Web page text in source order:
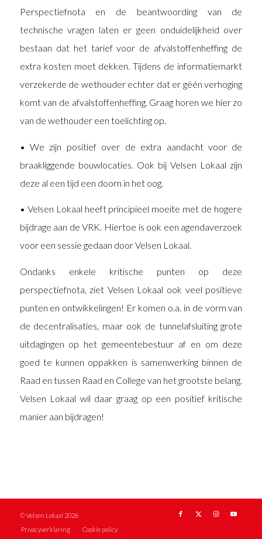
Perspectiefnota en de beantwoording van de
technische vragen laten er geen onduidelijkheid over
bestaan dat het tarief voor de afvalstoffenheffing de
extra kosten moet dekken. Tijdens de informatiemarkt
verzekerde de wethouder echter dat er géén verhoging
komt van de afvalstoffenheffing. Graag horen we hier zo
van de wethouder een toelichting op.
• We zijn positief over de extra aandacht voor de
braakliggende bouwlocaties. Ook bij Velsen Lokaal zijn
deze al een tijd een doorn in het oog.
• Velsen Lokaal heeft principieel moeite met de hogere
bijdrage aan de VRK. Hiertoe is ook een agendaverzoek
voor een sessie gedaan door Velsen Lokaal.
Ondanks enkele kritische punten op deze
perspectiefnota, ziet Velsen Lokaal ook veel positieve
punten en ontwikkelingen! Er komen o.a. in de vorm van
de decentralisaties, maar ook de tunnelafsluiting grote
uitdagingen op het gemeentebestuur af en om deze
goed te kunnen oppakken is samenwerking binnen de
Raad en tussen Raad en College van het grootste belang.
Velsen Lokaal wil daar graag op een positief kritische
manier aan bijdragen!
© Velsen Lokaal 2026
Privacyverklaring
Cookie policy